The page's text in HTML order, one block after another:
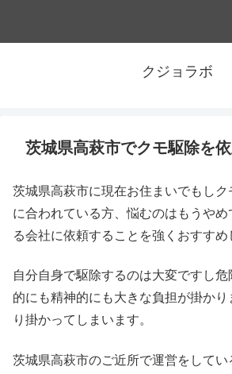
クジョラボ
茨城県高萩市でクモ駆除を
茨城県高萩市に現在お住まいでもし
に合われている方、悩むのはもうやめ
る会社に依頼することを強くおすすめ
自分自身で駆除するのは大変ですし
的にも精神的にも大きな負担が掛か
り掛かってしまいます。
茨城県高萩市のご近所で運営をして